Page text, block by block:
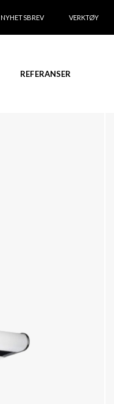
NYHETSBREV VERKTØY
REFERANSER